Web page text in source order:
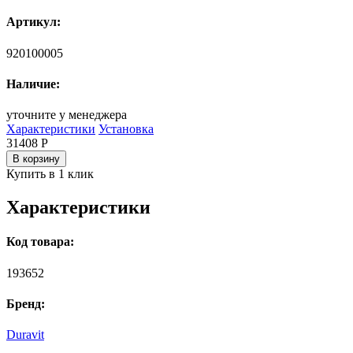
Артикул:
920100005
Наличие:
уточните у менеджера
Характеристики Установка
31408 Р
В корзину
Купить в 1 клик
Характеристики
Код товара:
193652
Бренд:
Duravit